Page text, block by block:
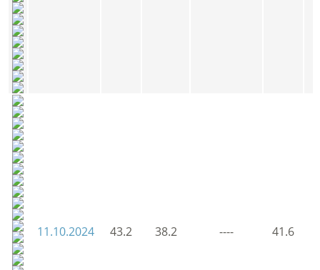
11.10.2024 43.2 38.2 ---- 41.6